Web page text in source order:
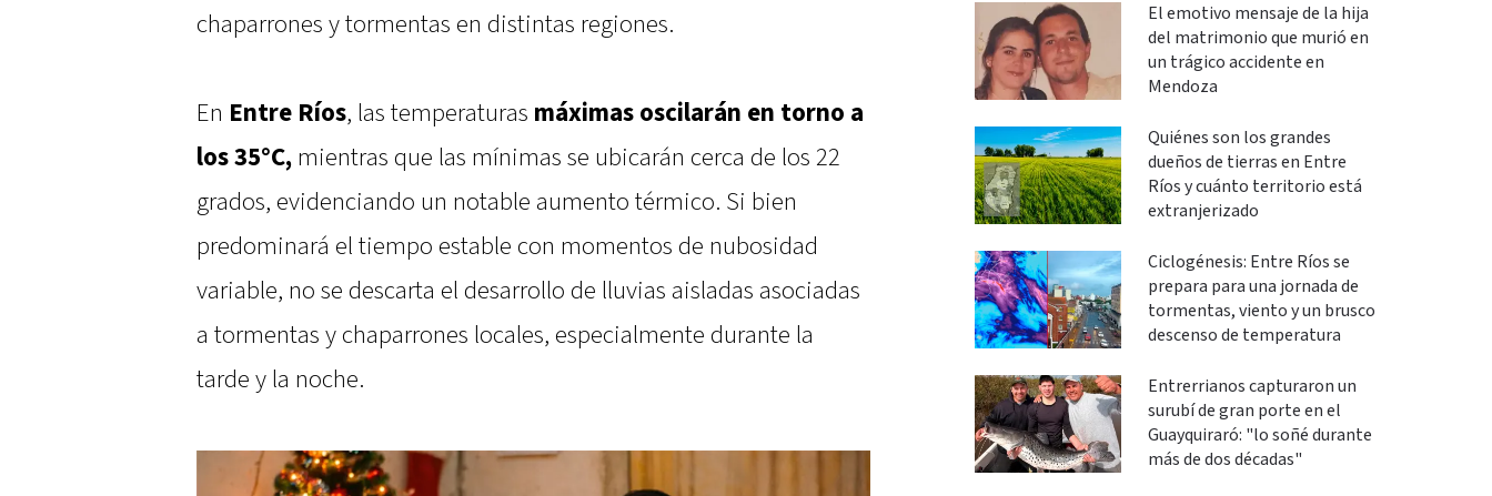
chaparrones y tormentas en distintas regiones.
En Entre Ríos, las temperaturas máximas oscilarán en torno a
los 35°C, mientras que las mínimas se ubicarán cerca de los 22
grados, evidenciando un notable aumento térmico. Si bien
predominará el tiempo estable con momentos de nubosidad
variable, no se descarta el desarrollo de lluvias aisladas asociadas
a tormentas y chaparrones locales, especialmente durante la
tarde y la noche.
El emotivo mensaje de la hija
del matrimonio que murió en
un trágico accidente en
Mendoza
Quiénes son los grandes
dueños de tierras en Entre
Ríos y cuánto territorio está
extranjerizado
Ciclogénesis: Entre Ríos se
prepara para una jornada de
tormentas, viento y un brusco
descenso de temperatura
Entrerrianos capturaron un
surubí de gran porte en el
Guayquiraró: "lo soñé durante
más de dos décadas"